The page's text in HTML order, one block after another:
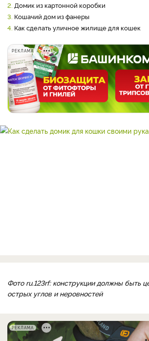
2. Домик из картонной коробки
3. Кошачий дом из фанеры
4. Как сделать уличное жилище для кошек
РЕКЛАМА
Фото ru.123rf: конструкции должны быть
острых углов и неровностей
РЕКЛАМА